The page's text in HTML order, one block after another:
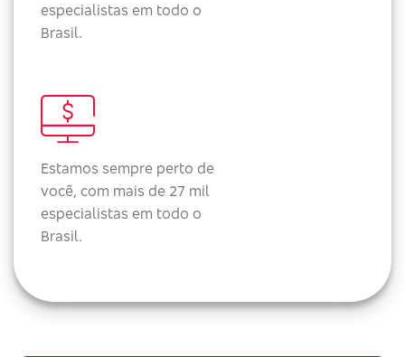
especialistas em todo o
Brasil.
Estamos sempre perto de
você, com mais de 27 mil
especialistas em todo o
Brasil.